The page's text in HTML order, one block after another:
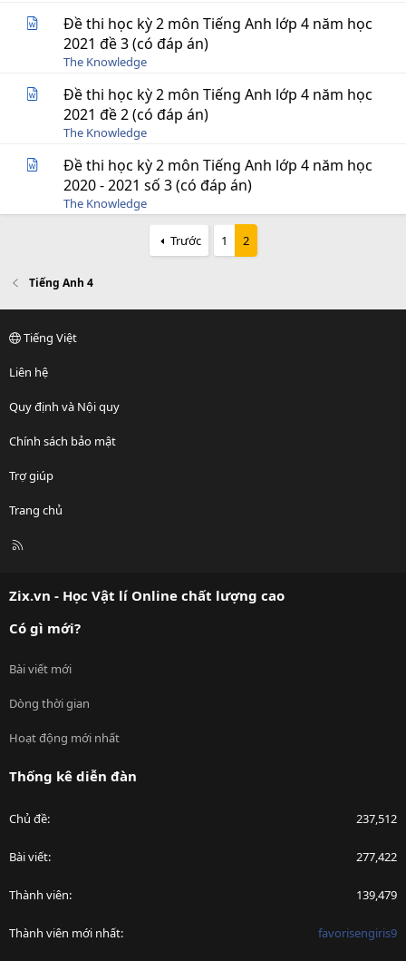
Đề thi học kỳ 2 môn Tiếng Anh lớp 4 năm học
2021 đề 3 (có đáp án)
The Knowledge
Đề thi học kỳ 2 môn Tiếng Anh lớp 4 năm học
2021 đề 2 (có đáp án)
The Knowledge
Đề thi học kỳ 2 môn Tiếng Anh lớp 4 năm học
2020 - 2021 số 3 (có đáp án)
The Knowledge
Trước 1 2
Tiếng Anh 4
Tiếng Việt
Liên hệ
Quy định và Nội quy
Chính sách bảo mật
Trợ giúp
Trang chủ
R
Zix.vn - Học Vật lí Online chất lượng cao
Có gì mới?
Bài viết mới
Dòng thời gian
Hoạt động mới nhất
Thống kê diễn đàn
Chủ đề 237,512
Bài viết 277,422
Thành viên 139,479
Thành viên mới nhất favorisengiris9